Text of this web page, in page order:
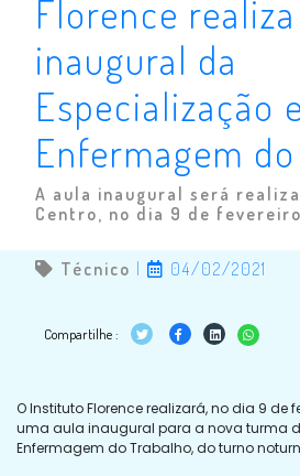
Florence
inaugural da
Especialização
Enfermagem
A aula inaugural será
Centro, no dia 9 de fevereiro
Técnico | 04/02/2021
Compartilhe :
O Instituto Florence realizará, no dia 9 de
uma aula inaugural para a nova turma
Enfermagem do Trabalho, do turno